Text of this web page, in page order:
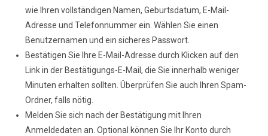
wie Ihren vollständigen Namen, Geburtsdatum, E-Mail-
Adresse und Telefonnummer ein. Wählen Sie einen
Benutzernamen und ein sicheres Passwort.
Bestätigen Sie Ihre E-Mail-Adresse durch Klicken auf den
Link in der Bestätigungs-E-Mail, die Sie innerhalb weniger
Minuten erhalten sollten. Überprüfen Sie auch Ihren Spam-
Ordner, falls nötig.
Melden Sie sich nach der Bestätigung mit Ihren
Anmeldedaten an. Optional können Sie Ihr Konto durch